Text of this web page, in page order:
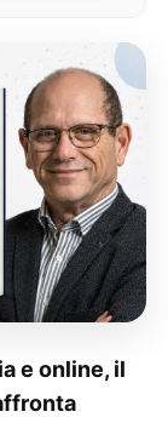
e online, il